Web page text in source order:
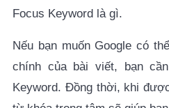
Focus Keyword là gì.
Nếu bạn muốn Google có
chính của bài viết, bạn
Keyword. Đồng thời, khi